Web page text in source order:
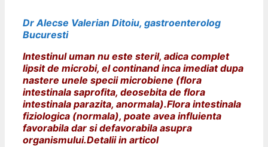
Dr Alecse Valerian Ditoiu, gastroenterolog
Bucuresti
Intestinul uman nu este steril, adica complet
lipsit de microbi, el continand inca imediat dupa
nastere unele specii microbiene (flora
intestinala saprofita, deosebita de flora
intestinala parazita, anormala).Flora intestinala
fiziologica (normala), poate avea influienta
favorabila dar si defavorabila asupra
organismului.Detalii in articol